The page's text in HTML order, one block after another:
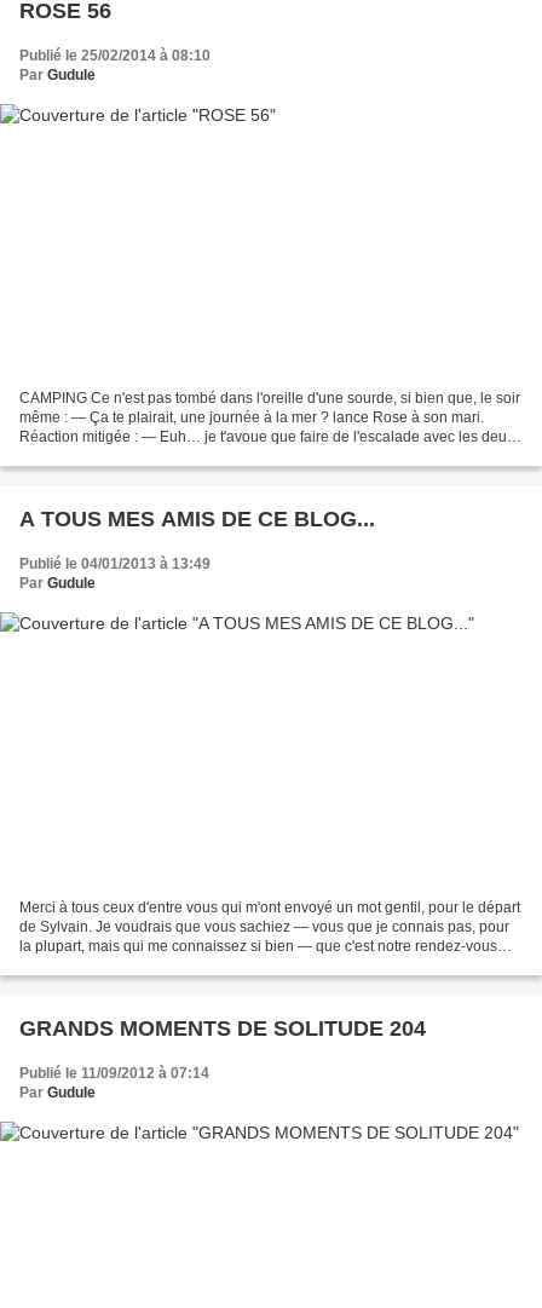
ROSE 56
Publié le 25/02/2014 à 08:10
Par Gudule
CAMPING Ce n'est pas tombé dans l'oreille d'une sourde, si bien que, le soir
même : — Ça te plairait, une journée à la mer ? lance Rose à son mari.
Réaction mitigée : — Euh… je t'avoue que faire de l'escalade avec les deux
A TOUS MES AMIS DE CE BLOG...
Publié le 04/01/2013 à 13:49
Par Gudule
Merci à tous ceux d'entre vous qui m'ont envoyé un mot gentil, pour le départ
de Sylvain. Je voudrais que vous sachiez — vous que je connais pas, pour
la plupart, mais qui me connaissez si bien — que c'est notre rendez-vous
GRANDS MOMENTS DE SOLITUDE 204
Publié le 11/09/2012 à 07:14
Par Gudule